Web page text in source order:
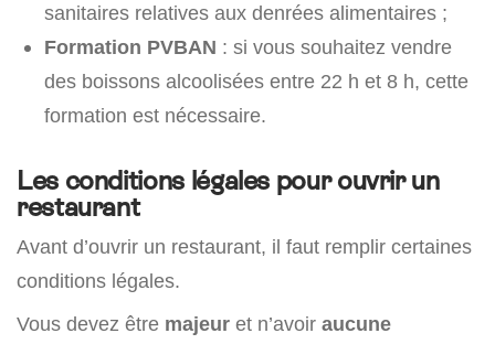
sanitaires relatives aux denrées alimentaires ;
Formation PVBAN : si vous souhaitez vendre
des boissons alcoolisées entre 22 h et 8 h, cette
formation est nécessaire.
Les conditions légales pour ouvrir un
restaurant
Avant d’ouvrir un restaurant, il faut remplir certaines
conditions légales.
Vous devez être majeur et n’avoir aucune